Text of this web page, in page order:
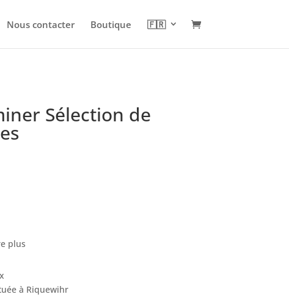
Nous contacter Boutique 🇫🇷
Sélection de
plus
à Riquewihr